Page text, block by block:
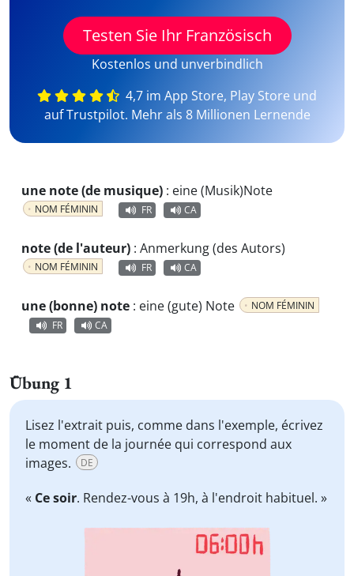
Testen Sie Ihr Französisch
Kostenlos und unverbindlich
4,7 im App Store, Play Store und
auf Trustpilot. Mehr als 8 Millionen Lernende
une note (de musique) : eine (Musik)Note
NOM FÉMININ FR CA
note (de l'auteur) : Anmerkung (des Autors)
NOM FÉMININ FR CA
une (bonne) note : eine (gute) Note
NOM FÉMININ
FR
CA
Übung 1
Lisez l'extrait puis, comme dans l'exemple, écrivez
le moment de la journée qui correspond aux
images.
DE
« Ce soir. Rendez-vous à 19h, à l'endroit habituel. »